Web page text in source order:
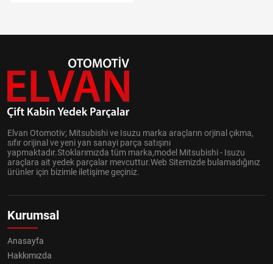
Elvan Otomotiv; Mitsubishi ve Isuzu marka araçların orjinal çıkma,
sıfır orijinal ve yeni yan sanayi parça satışını
yapmaktadır.Stoklarımızda tüm marka,model Mitsubishi - Isuzu
araçlara ait yedek parçalar mevcuttur.Web Sitemizde bulamadığınız
ürünler için bizimle iletişime geçiniz.
Kurumsal
Anasayfa
Hakkımızda